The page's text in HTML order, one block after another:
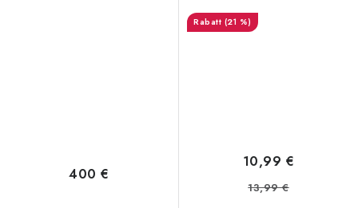
400 €
(21 %)
10,99 €
13,99 €